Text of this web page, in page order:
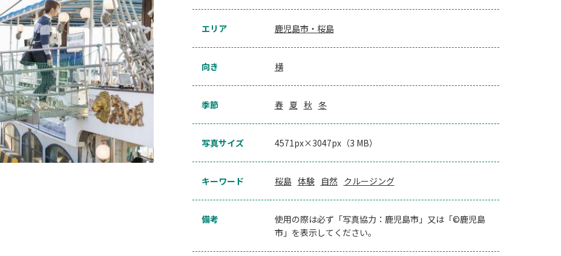
エリア 鹿児島市・桜島
向き 横
季節 春 夏 秋 冬
写真サイズ 4571px×3047px（3 MB）
キーワード 桜島 体験 自然 クルージング
備考
使用の際は必ず「写真協力：鹿児島市」又は「©鹿児島
市」を表示してください。